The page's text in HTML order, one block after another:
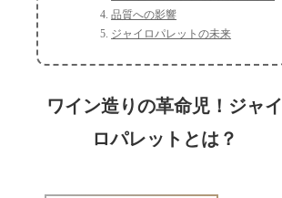
品質への影響
ジャイロパレットの未来
ワイン造りの革命児！ジャイ
ロパレットとは？